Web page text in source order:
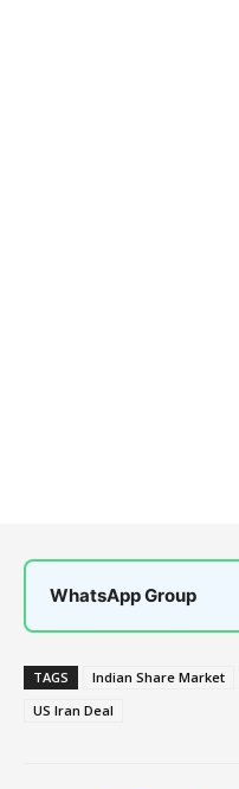
WhatsApp Group
TAGS Indian Share Market
US Iran Deal